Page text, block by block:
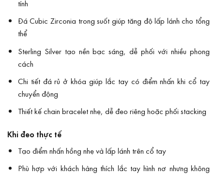
tính
Đá Cubic Zirconia trong suốt giúp tăng độ lấp lánh cho tổng
thể
Sterling Silver tạo nền bạc sáng, dễ phối với nhiều phong
cách
Chi tiết đá rủ ở khóa giúp lắc tay có điểm nhấn khi cổ tay
chuyển động
Thiết kế chain bracelet nhẹ, dễ đeo riêng hoặc phối stacking
Khi đeo thực tế
Tạo điểm nhấn hồng nhẹ và lấp lánh trên cổ tay
Phù hợp với khách hàng thích lắc tay hình nơ nhưng không